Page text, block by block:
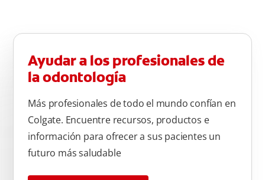
Ayudar a los profesionales de
la odontología
Más profesionales de todo el mundo confían en
Colgate. Encuentre recursos, productos e
información para ofrecer a sus pacientes un
futuro más saludable